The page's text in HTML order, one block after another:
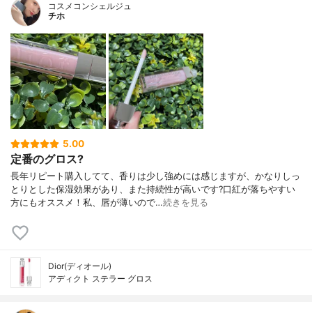
コスメコンシェルジュ
チホ
5.00
定番のグロス?
長年リピート購入してて、香りは少し強めには感じますが、かなりしっ
とりとした保湿効果があり、また持続性が高いです?口紅が落ちやすい
方にもオススメ！私、唇が薄いので…続きを見る
Dior(ディオール)
アディクト ステラー グロス